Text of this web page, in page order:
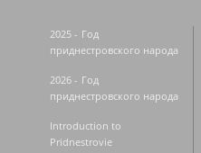
2025 - Год
приднестровского народа
2026 - Год
приднестровского народа
Introduction to
Pridnestrovie